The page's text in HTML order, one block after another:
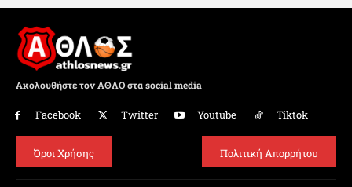
Ακολουθήστε τον ΑΘΛΟ στα social media
Facebook Twitter Youtube Tiktok
Όροι Χρήσης Πολιτική Απορρήτου